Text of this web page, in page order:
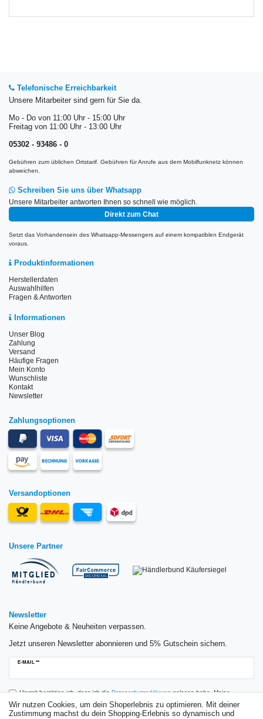
Telefonische Erreichbarkeit
Unsere Mitarbeiter sind gern für Sie da.
Mo - Do von 11:00 Uhr - 15:00 Uhr
Freitag von 11:00 Uhr - 13:00 Uhr
05302 - 93486 - 0
Gebühren zum üblichen Ortstarif. Gebühren für Anrufe aus dem Mobilfunknetz können
abweichen.
Schreiben Sie uns über Whatsapp
Unsere Mitarbeiter antworten Ihnen so schnell wie möglich.
Direkt zum Chat
Setzt das Vorhandensein des Whatsapp-Messengers auf einem kompatiblen Endgerät
voraus.
Produktinformationen
Herstellerdaten
Auswahlhilfen
Fragen & Antworten
Informationen
Unser Blog
Zahlung
Versand
Häufige Fragen
Mein Konto
Wunschliste
Kontakt
Newsletter
Zahlungsoptionen
Versandoptionen
Unsere Partner
Newsletter
Keine Angebote & Neuheiten verpassen.
Jetzt unseren Newsletter abonnieren und 5% Gutschein sichern.
E-MAIL **
Newsletter
Hiermit bestätige ich, dass ich dieDaten­schutz­erklärunggelesen habe. Meine
Einwilligung kann ich jederzeit widerrufen.**
Wir nutzen Cookies, um dein Shoperlebnis zu optimieren. Mit deiner
Zustimmung machst du dein Shopping-Erlebnis so dynamisch und